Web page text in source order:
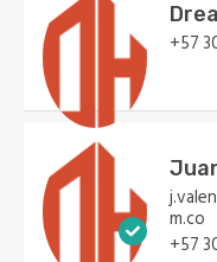
+57
m.co
+57